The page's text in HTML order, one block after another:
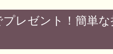
レゼント！簡単